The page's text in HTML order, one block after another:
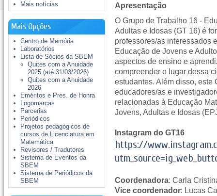
Mais notícias
Mais Opções
Centro de Memória
Laboratórios
Lista de Sócios da SBEM
Quites com a Anuidade
2025 (até 31/03/2026)
Quites com a Anuidade
2026
Eméritos e Pres. de Honra
Logomarcas
Parcerias
Periódicos
Projetos pedagógicos de
cursos de Licenciatura em
Matemática
Revisores / Tradutores
Sistema de Eventos da
SBEM
Sistema de Periódicos da
SBEM
Apresentação
O Grupo de Trabalho 16 -
Adultas e Idosas (GT 16) é
professores/as interessados
Educação de Jovens e
aspectos de ensino e
compreender o lugar dessa
estudantes. Além disso, este
educadores/as e
relacionadas à Educação
Jovens, Adultas e Idosas
Instagram do GT16
https://
Coordenadora: Carla
Vice coordenador: Lucas